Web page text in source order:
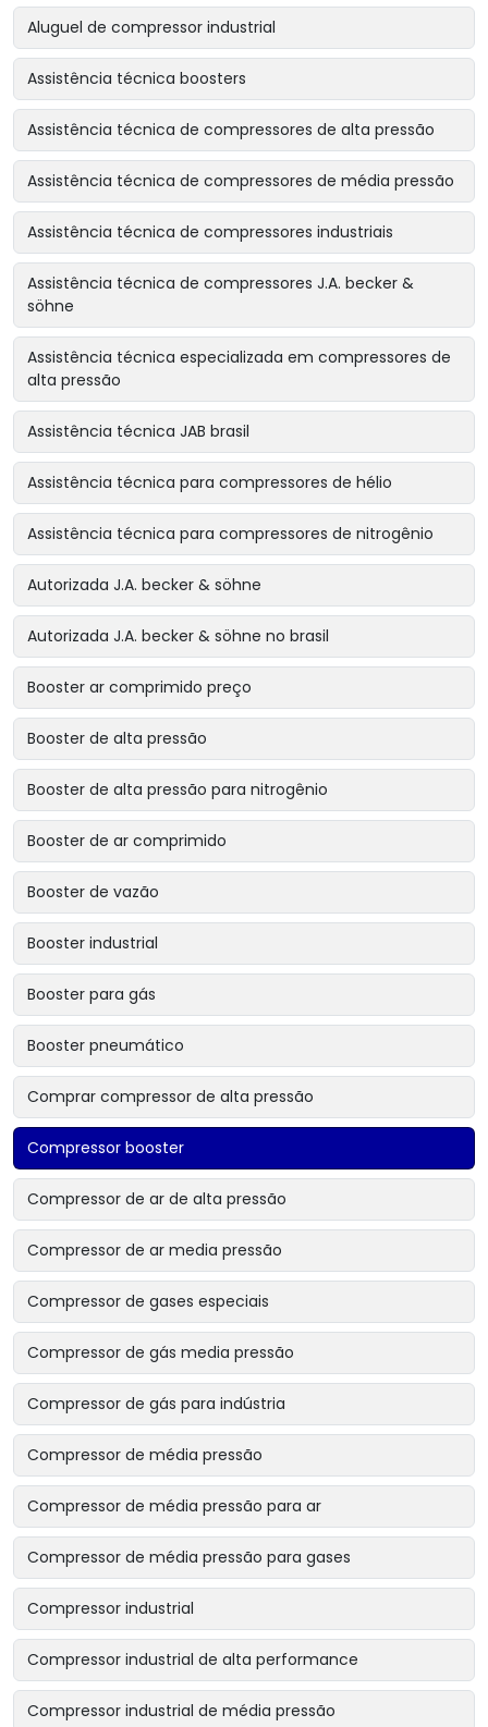
Aluguel de compressor industrial
Assistência técnica boosters
Assistência técnica de compressores de alta pressão
Assistência técnica de compressores de média pressão
Assistência técnica de compressores industriais
Assistência técnica de compressores J.A. becker &
söhne
Assistência técnica especializada em compressores de
alta pressão
Assistência técnica JAB brasil
Assistência técnica para compressores de hélio
Assistência técnica para compressores de nitrogênio
Autorizada J.A. becker & söhne
Autorizada J.A. becker & söhne no brasil
Booster ar comprimido preço
Booster de alta pressão
Booster de alta pressão para nitrogênio
Booster de ar comprimido
Booster de vazão
Booster industrial
Booster para gás
Booster pneumático
Comprar compressor de alta pressão
Compressor booster
Compressor de ar de alta pressão
Compressor de ar media pressão
Compressor de gases especiais
Compressor de gás media pressão
Compressor de gás para indústria
Compressor de média pressão
Compressor de média pressão para ar
Compressor de média pressão para gases
Compressor industrial
Compressor industrial de alta performance
Compressor industrial de média pressão